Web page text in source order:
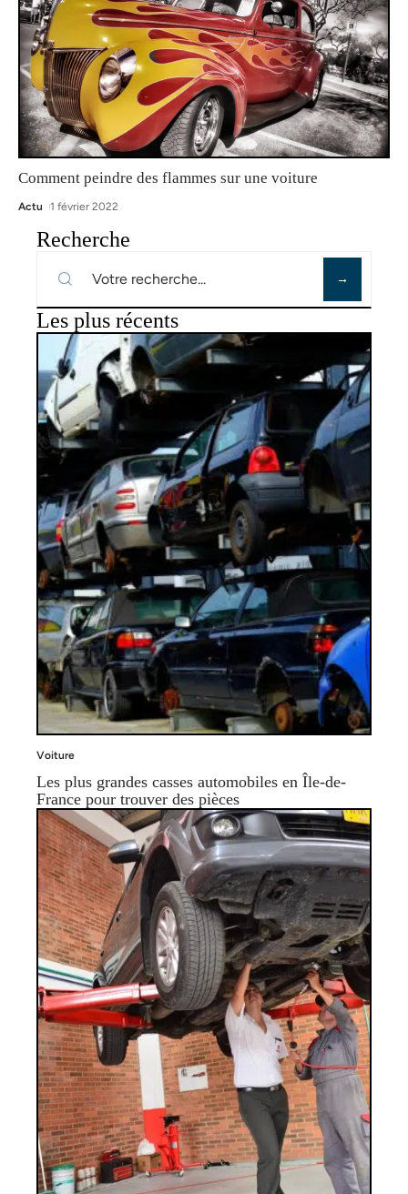
Comment peindre des flammes sur une voiture
Actu 1 février 2022
Recherche
Les plus récents
Voiture
Les plus grandes casses automobiles en Île-de-
France pour trouver des pièces